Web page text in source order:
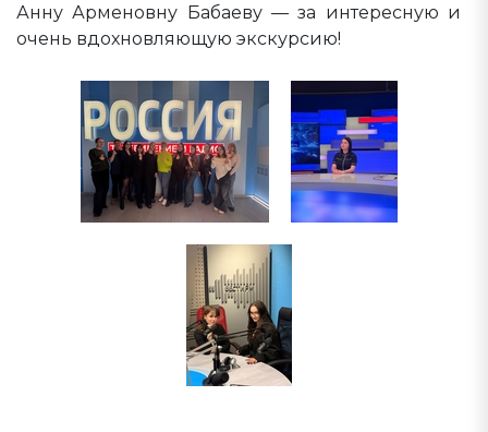
Анну Арменовну Бабаеву — за интересную и
очень вдохновляющую экскурсию!